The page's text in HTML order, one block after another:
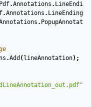
Pdf.Annotations . LineEnding
.Annotations . LineEnding
.
.Add ( lineAnnotation);